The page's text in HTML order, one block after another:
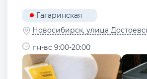
Гагаринская
Новосибирск, улица
пн-вс 9:00-20:00